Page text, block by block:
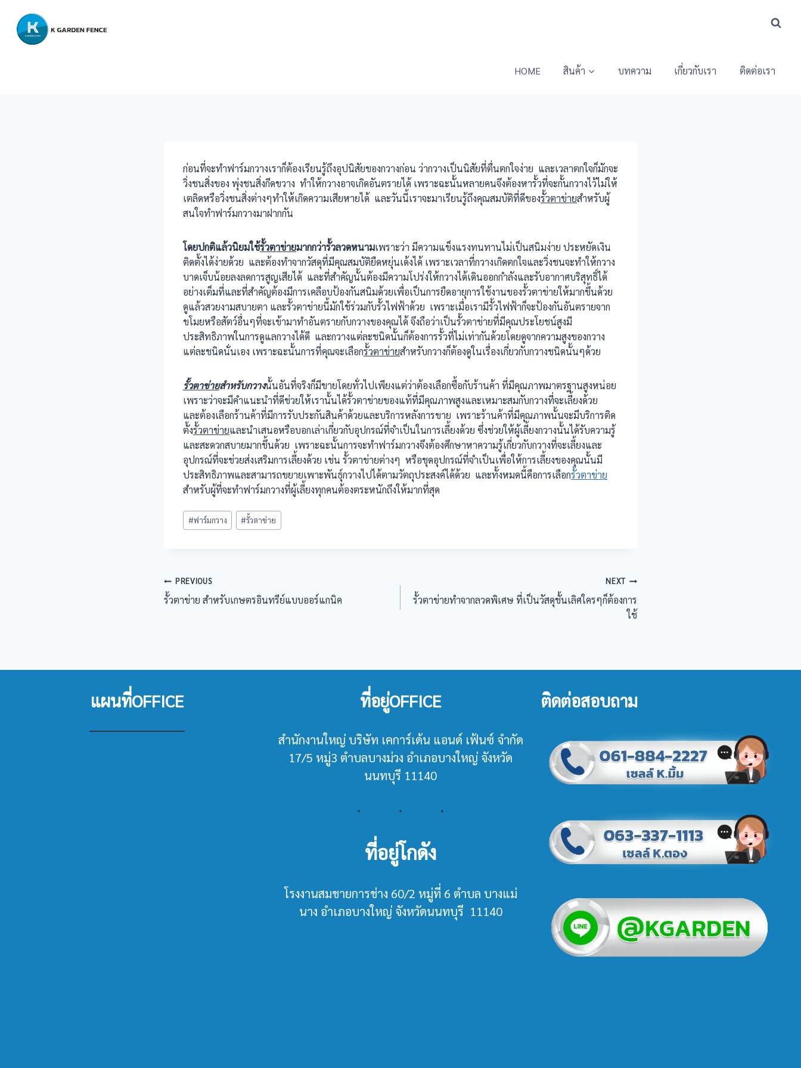
content
HOME สินค้า บทความ เกี่ยวกับเรา ติดต่อเรา
ก่อนที่จะทำฟาร์มกวางเราก็ต้องเรียนรู้ถึงอุปนิสัยของกวางก่อน ว่ากวางเป็นนิสัยที่ตื่นตกใจง่าย และเวลาตกใจก็มักจะ
วิ่งชนสิ่งของ พุ่งชนสิ่งกีดขวาง ทำให้กวางอาจเกิดอันตรายได้ เพราะฉะนั้นหลายคนจึงต้องหารั้วที่จะกั้นกวางไว้ไม่ให้
เตลิดหรือวิ่งชนสิ่งต่างๆทำให้เกิดความเสียหายได้ และวันนี้เราจะมาเรียนรู้ถึงคุณสมบัติที่ดีของรั้วตาข่ายสำหรับผู้
สนใจทำฟาร์มกวางมาฝากกัน
โดยปกติแล้วนิยมใช้รั้วตาข่ายมากกว่ารั้วลวดหนามเพราะว่า มีความแข็งแรงทนทานไม่เป็นสนิมง่าย ประหยัดเงิน
ติดตั้งได้ง่ายด้วย และต้องทำจากวัสดุที่มีคุณสมบัติยืดหยุ่นเด้งได้ เพราะเวลาที่กวางเกิดตกใจและวิ่งชนจะทำให้กวาง
บาดเจ็บน้อยลงลดการสูญเสียได้ และที่สำคัญนั้นต้องมีความโปร่งให้กวางได้เดินออกกำลังและรับอากาศบริสุทธิ์ได้
อย่างเต็มที่และที่สำคัญต้องมีการเคลือบป้องกันสนิมด้วยเพื่อเป็นการยืดอายุการใช้งานของรั้วตาข่ายให้มากขึ้นด้วย
ดูแล้วสวยงามสบายตา และรั้วตาข่ายนี้มักใช้ร่วมกับรั้วไฟฟ้าด้วย เพราะเมื่อเรามีรั้วไฟฟ้าก็จะป้องกันอันตรายจาก
ขโมยหรือสัตว์อื่นๆที่จะเข้ามาทำอันตรายกับกวางของคุณได้ จึงถือว่าเป็นรั้วตาข่ายที่มีคุณประโยชน์สูงมี
ประสิทธิภาพในการดูแลกวางได้ดี และกวางแต่ละชนิดนั้นก็ต้องการรั้วที่ไม่เท่ากันด้วยโดยดูจากความสูงของกวาง
แต่ละชนิดนั่นเอง เพราะฉะนั้นการที่คุณจะเลือกรั้วตาข่ายสำหรับกวางก็ต้องดูในเรื่องเกี่ยวกับกวางชนิดนั้นๆด้วย
รั้วตาข่ายสำหรับกวางนั้นอันที่จริงก็มีขายโดยทั่วไปเพียงแต่ว่าต้องเลือกซื้อกับร้านค้า ที่มีคุณภาพมาตรฐานสูงหน่อย
เพราะว่าจะมีคำแนะนำที่ดีช่วยให้เรานั้นได้รั้วตาข่ายของแท้ที่มีคุณภาพสูงและเหมาะสมกับกวางที่จะเลี้ยงด้วย
และต้องเลือกร้านค้าที่มีการรับประกันสินค้าด้วยและบริการหลังการขาย เพราะร้านค้าที่มีคุณภาพนั้นจะมีบริการติด
ตั้งรั้วตาข่ายและนำเสนอหรือบอกเล่าเกี่ยวกับอุปกรณ์ที่จำเป็นในการเลี้ยงด้วย ซึ่งช่วยให้ผู้เลี้ยงกวางนั้นได้รับความรู้
และสะดวกสบายมากขึ้นด้วย เพราะฉะนั้นการจะทำฟาร์มกวางจึงต้องศึกษาหาความรู้เกี่ยวกับกวางที่จะเลี้ยงและ
อุปกรณ์ที่จะช่วยส่งเสริมการเลี้ยงด้วย เช่น รั้วตาข่ายต่างๆ หรือชุดอุปกรณ์ที่จำเป็นเพื่อให้การเลี้ยงของคุณนั้นมี
ประสิทธิภาพและสามารถขยายเพาะพันธุ์กวางไปได้ตามวัตถุประสงค์ได้ด้วย และทั้งหมดนี้คือการเลือกรั้วตาข่าย
สำหรับผู้ที่จะทำฟาร์มกวางที่ผู้เลี้ยงทุกคนต้องตระหนักถึงให้มากที่สุด
Post
Tags:
#ฟาร์มกวาง #รั้วตาข่าย
แนะแนว
เรื่อง
PREVIOUS
รั้วตาข่าย สำหรับเกษตรอินทรีย์แบบออร์แกนิค
NEXT
รั้วตาข่ายทำจากลวดพิเศษ ที่เป็นวัสดุชั้นเลิศใครๆก็ต้องการ
ใช้
แผนที่OFFICE ที่อยู่OFFICE
สำนักงานใหญ่ บริษัท เคการ์เด้น แอนด์ เฟ้นซ์ จำกัด
17/5 หมู่3 ตำบลบางม่วง อำเภอบางใหญ่ จังหวัด
นนทบุรี 11140
ที่อยู่โกดัง
โรงงานสมชายการช่าง 60/2 หมู่ที่ 6 ตำบล บางแม่
นาง อำเภอบางใหญ่ จังหวัดนนทบุรี 11140
ติดต่อสอบถาม